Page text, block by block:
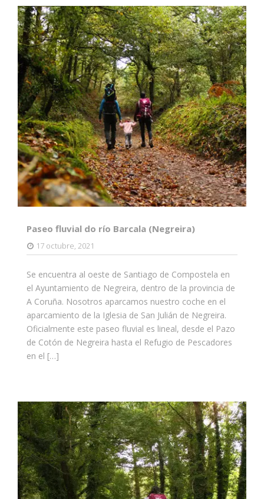
Paseo fluvial do río Barcala (Negreira)
17 octubre, 2021
Se encuentra al oeste de Santiago de Compostela en
el Ayuntamiento de Negreira, dentro de la provincia de
A Coruña. Nosotros aparcamos nuestro coche en el
aparcamiento de la Iglesia de San Julián de Negreira.
Oficialmente este paseo fluvial es lineal, desde el Pazo
de Cotón de Negreira hasta el Refugio de Pescadores
en el […]